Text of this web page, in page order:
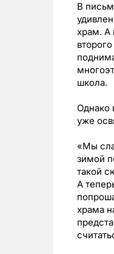
В
храм. А
школа.
Однако
уже
«Мы
зимой
такой
А
храма